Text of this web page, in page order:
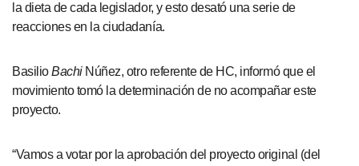
la dieta de cada legislador, y esto desató una serie de
reacciones en la ciudadanía.
BasilioBachiNúñez, otro referente de HC, informó que el
movimiento tomó la determinación de no acompañar este
proyecto.
“Vamos a votar por la aprobación del proyecto original (del